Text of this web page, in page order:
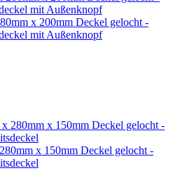
x 200mm Deckel gelocht -
mit Außenknopf
x 150mm Deckel gelocht -